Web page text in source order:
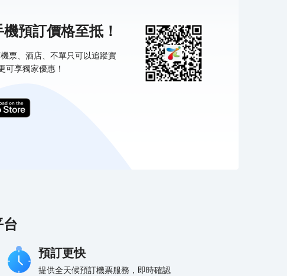
預訂價格至抵！
票、酒店、不單只可以追蹤實
可享獨家優惠！
預訂更快
提供全天候預訂機票服務，即時確認